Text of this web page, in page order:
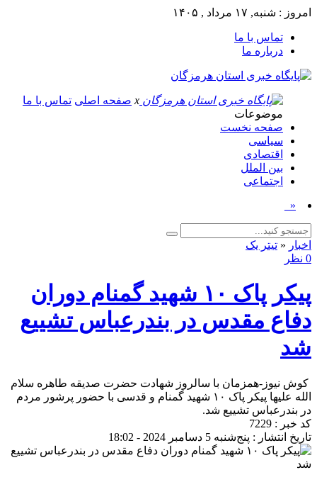
امروز : شنبه, ۱۷ مرداد , ۱۴۰۵
تماس با ما
درباره ما
x صفحه اصلی تماس با ما
موضوعات
صفحه نخست
سیاسی
اقتصادی
بین الملل
اجتماعی
«توافق م_
اخبار « تیتر یک
0 نظر
پیکر پاک ۱۰ شهید گمنام دوران
دفاع مقدس در بندرعباس تشییع
شد
کوش نیوز-همزمان با سالروز شهادت حضرت صدیقه طاهره سلام
الله علیها پیکر پاک ۱۰ شهید گمنام و قدسی با حضور پرشور مردم
در بندرعباس تشییع شد.
کد خبر : 7229
تاریخ انتشار : پنج‌شنبه 5 دسامبر 2024 - 18:02